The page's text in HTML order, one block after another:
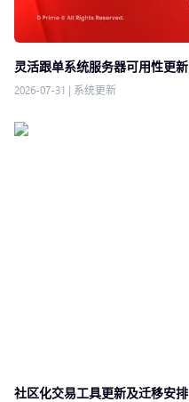
灵活跟单系统服务器可用性更新
2026-07-31 | 系统更新
社区化交易工具更新及迁移安排